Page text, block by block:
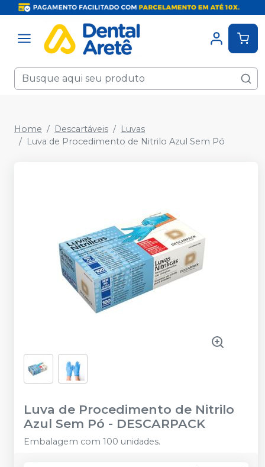
Home Descartáveis
Luvas
Luva de Procedimento de Nitrilo Azul Sem Pó
Luva de Procedimento de Nitrilo
Azul Sem Pó - DESCARPACK
Embalagem com 100 unidades.